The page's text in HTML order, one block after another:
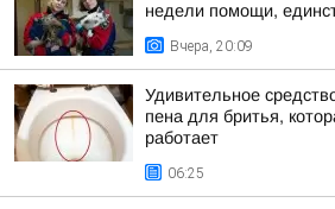
недели помощи,
Вчера, 20:09
Удивительное
пена для бритья,
работает
06:25